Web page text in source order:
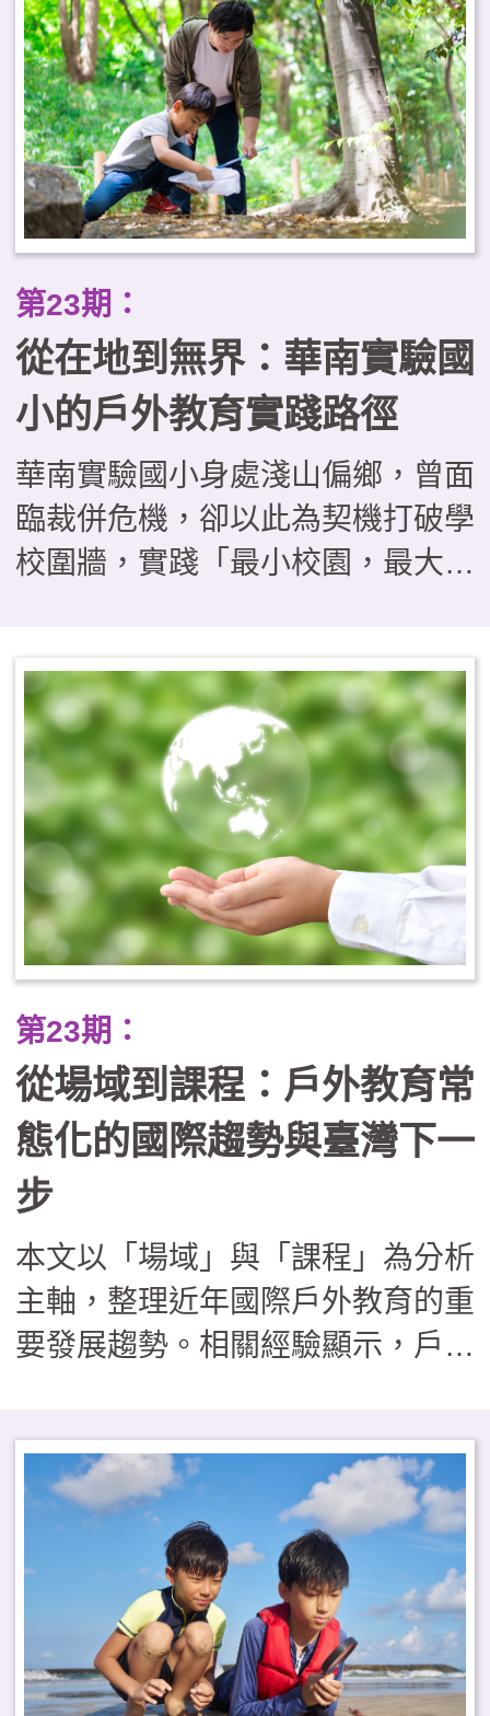
工作為戶外教育的推動基地，自
2021年起即成立戀戀大湖學教師
社群，致力推動戶外教育系列課
程。透過自編教材、戶外走讀、科
技融入等多重策略，進而推動社區
結合、跨校合作、國際交流。本文
育創新的實施與經驗，期望為戶外
教育提供具體啟發。
第23期：
從在地到無界：華南實驗國
小的戶外教育實踐路徑
華南實驗國小身處淺山偏鄉，曾面
臨裁併危機，卻以此為契機打破學
校圍牆，實踐「最小校園，最大教
域、行動、反思」，引導學生經歷
「把地方當教材」、「把地方當關
係」到「為地方採取行動」的三段
思維轉折。 透過四季課程
——秋季山野淬鍊、冬季走讀踏
查、春季服務旅行與夏季公民參
與，我們帶領孩子從山林守護、產
倡議。在行政團隊轉化為「課程鷹
架」的支持下，戶外教育不再只是
走馬看花，而是成為連結世代與地
方的溫柔路徑，讓孩子在回應社區
需求的過程中，發展出帶得走的真
實能力與生命溫度。
第23期：
從場域到課程：戶外教育常
態化的國際趨勢與臺灣下一
步
本文以「場域」與「課程」為分析
主軸，整理近年國際戶外教育的重
要發展趨勢。相關經驗顯示，戶外
課程內涵則從知識導向，擴展至兼
顧學習效益與健康福祉，並強調與
地方建立關係及課程治理的重要
性。據此，本文提出臺灣推動戶外
教育常態化的三項工作重點，以可
及性為核心規劃課程地圖、建構跨
域合作的學習生態系，以及以優質